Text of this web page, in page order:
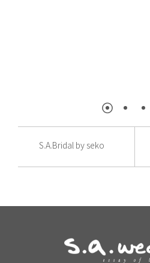
S.A.Bridal by seko